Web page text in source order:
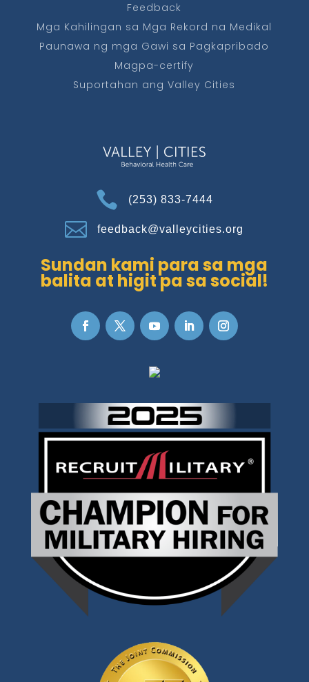
Feedback
Mga Kahilingan sa Mga Rekord na Medikal
Paunawa ng mga Gawi sa Pagkapribado
Magpa-certify
Suportahan ang Valley Cities
 (253) 833-7444
 feedback@valleycities.org
Sundan kami para sa mga
balita at higit pa sa social!